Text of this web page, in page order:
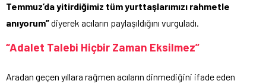
Temmuz’da yitirdiğimiz tüm yurttaşlarımızı rahmetle
anıyorum”diyerek acıların paylaşıldığını vurguladı.
“Adalet Talebi Hiçbir Zaman Eksilmez”
Aradan geçen yıllara rağmen acıların dinmediğini ifade eden